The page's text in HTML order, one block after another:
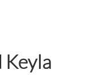
Keyla